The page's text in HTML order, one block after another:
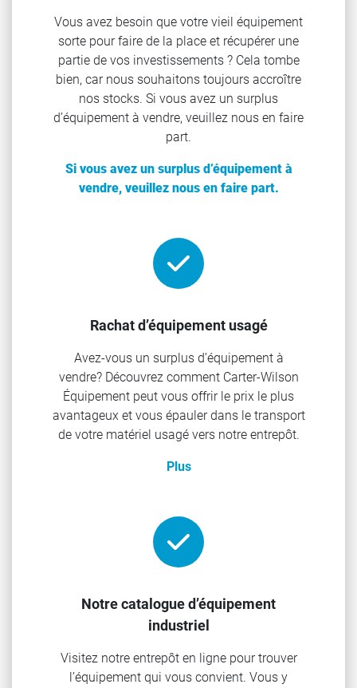
Vous avez besoin que votre vieil équipement
sorte pour faire de la place et récupérer une
partie de vos investissements ? Cela tombe
bien, car nous souhaitons toujours accroître
nos stocks. Si vous avez un surplus
d’équipement à vendre, veuillez nous en faire
part.
Si vous avez un surplus d’équipement à
vendre, veuillez nous en faire part.
Rachat d’équipement usagé
Avez-vous un surplus d’équipement à
vendre? Découvrez comment Carter-Wilson
Équipement peut vous offrir le prix le plus
avantageux et vous épauler dans le transport
de votre matériel usagé vers notre entrepôt.
Plus
Notre catalogue d’équipement
industriel
Visitez notre entrepôt en ligne pour trouver
l’équipement qui vous convient. Vous y